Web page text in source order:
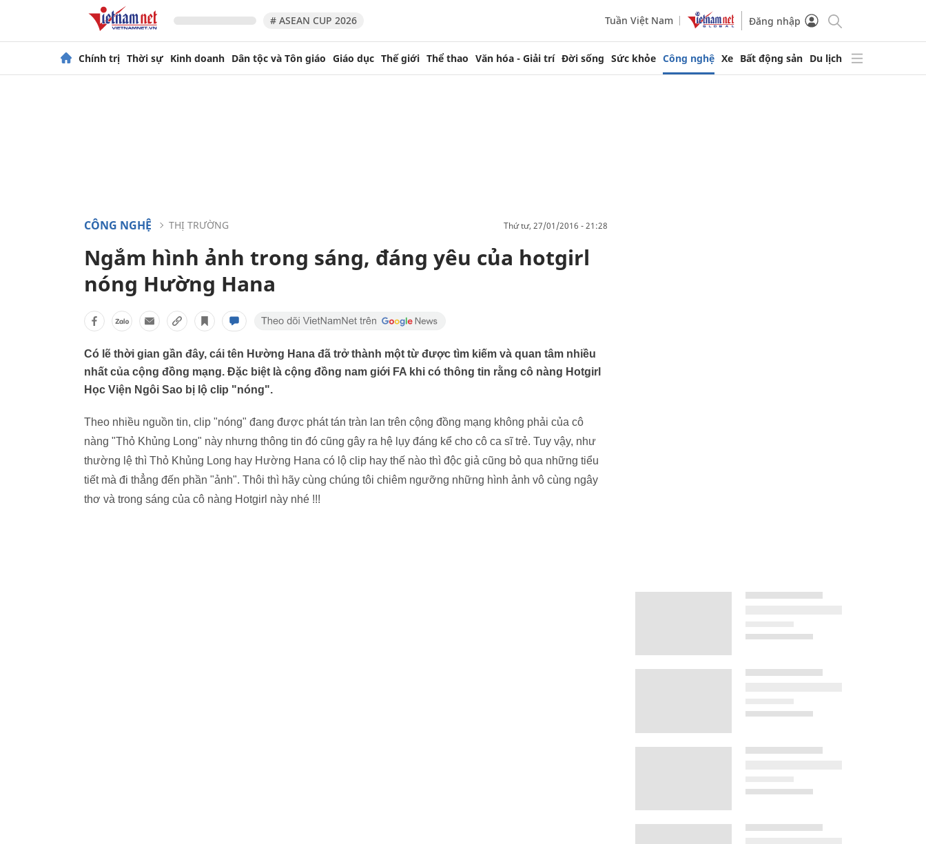
# ASEAN CUP 2026 Tuần Việt Nam Đăng nhập
Chính trị Thời sự Kinh doanh Dân tộc và Tôn giáo Giáo dục Thế giới Thể thao Văn hóa - Giải trí Đời sống Sức khỏe Công nghệ Xe Bất động sản Du lịch
CÔNG NGHỆ THỊ TRƯỜNG thứ tư, 27/01/2016 - 21:28
Ngắm hình ảnh trong sáng, đáng yêu của hotgirl
nóng Hường Hana
Có lẽ thời gian gần đây, cái tên Hường Hana đã trở thành một từ được tìm kiếm và quan tâm nhiều
nhất của cộng đồng mạng. Đặc biệt là cộng đồng nam giới FA khi có thông tin rằng cô nàng Hotgirl
Học Viện Ngôi Sao bị lộ clip "nóng".
Theo nhiều nguồn tin, clip "nóng" đang được phát tán tràn lan trên cộng đồng mạng không phải của cô
nàng "Thỏ Khủng Long" này nhưng thông tin đó cũng gây ra hệ lụy đáng kể cho cô ca sĩ trẻ. Tuy vậy, như
thường lệ thì Thỏ Khủng Long hay Hường Hana có lộ clip hay thế nào thì độc giả cũng bỏ qua những tiểu
tiết mà đi thẳng đến phần "ảnh". Thôi thì hãy cùng chúng tôi chiêm ngưỡng những hình ảnh vô cùng ngây
thơ và trong sáng của cô nàng Hotgirl này nhé !!!